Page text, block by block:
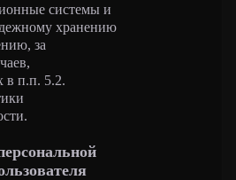
системы и
хранению
за
в п.п. 5.2.